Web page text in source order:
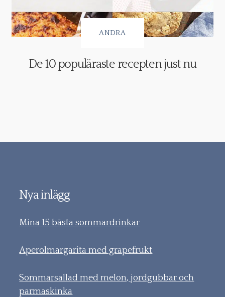
ANDRA
De 10 populäraste recepten just nu
Nya inlägg
Mina 15 bästa sommardrinkar
Aperolmargarita med grapefrukt
Sommarsallad med melon, jordgubbar och
parmaskinka